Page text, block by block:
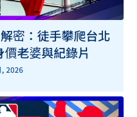
密：徒手攀爬台北
老婆與紀錄片
, 2026